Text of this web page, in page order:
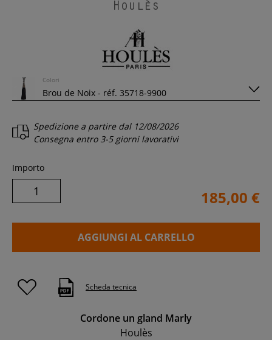
Houlès
Colori
Spedizione a partire dal 12/08/2026
Consegna entro 3-5 giorni lavorativi
Importo
185,00 €
AGGIUNGI AL CARRELLO
Scheda tecnica
Cordone un gland Marly
Houlès